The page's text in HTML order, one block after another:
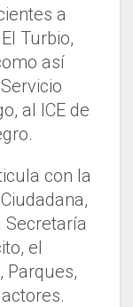
a
Turbio,
así
al ICE de
con la
Secretaría
el
Parques,